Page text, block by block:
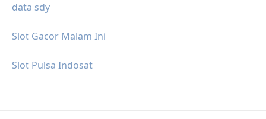
data sdy
Slot Gacor Malam Ini
Slot Pulsa Indosat